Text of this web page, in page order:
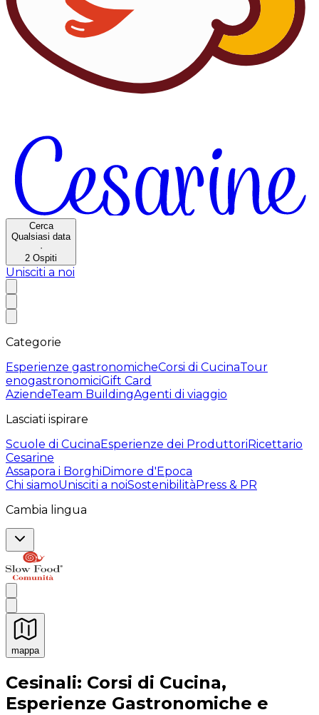
Cerca
Qualsiasi data
·
2 Ospiti
Unisciti a noi
Categorie
Esperienze gastronomicheCorsi di CucinaTour
enogastronomiciGift Card
AziendeTeam BuildingAgenti di viaggio
Lasciati ispirare
Scuole di CucinaEsperienze dei ProduttoriRicettario
Cesarine
Assapora i BorghiDimore d'Epoca
Chi siamoUnisciti a noiSostenibilitàPress & PR
Cambia lingua
mappa
Esperienze culinarie indimenticabili: Esperienze
Cesinali: Corsi di Cucina,
Esperienze Gastronomiche e